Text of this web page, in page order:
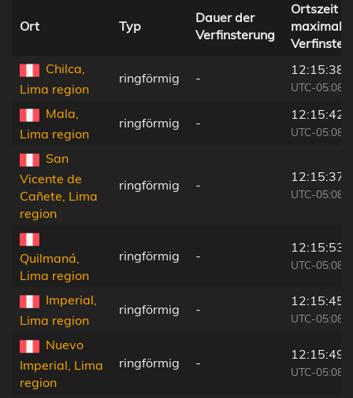
Ort Typ
Dauer der
Verfinsterung
Ortszeit
maximaler
Chilca,
Lima region
ringförmig -
12:15:38
UTC-05:08
Mala,
Lima region
ringförmig -
12:15:42
UTC-05:08
San
Vicente de
Cañete, Lima
region
ringförmig -
12:15:37
UTC-05:08
Quilmaná,
Lima region
ringförmig -
12:15:53
UTC-05:08
Imperial,
Lima region
ringförmig -
12:15:45
UTC-05:08
Nuevo
Imperial, Lima
region
ringförmig -
12:15:49
UTC-05:08